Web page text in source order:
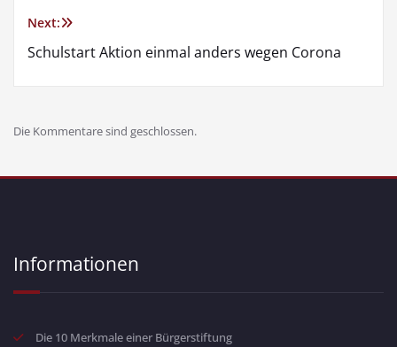
Next:
Schulstart Aktion einmal anders wegen Corona
Die Kommentare sind geschlossen.
Informationen
Die 10 Merkmale einer Bürgerstiftung